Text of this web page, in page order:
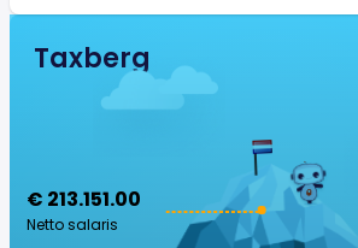
Taxberg
€ 213.151.00
Netto salaris